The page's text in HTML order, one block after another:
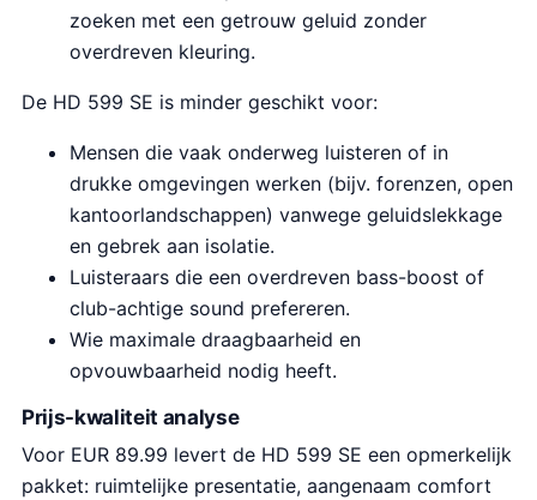
zoeken met een getrouw geluid zonder
overdreven kleuring.
De HD 599 SE is minder geschikt voor:
Mensen die vaak onderweg luisteren of in
drukke omgevingen werken (bijv. forenzen, open
kantoorlandschappen) vanwege geluidslekkage
en gebrek aan isolatie.
Luisteraars die een overdreven bass-boost of
club-achtige sound prefereren.
Wie maximale draagbaarheid en
opvouwbaarheid nodig heeft.
Prijs-kwaliteit analyse
Voor EUR 89.99 levert de HD 599 SE een opmerkelijk
pakket: ruimtelijke presentatie, aangenaam comfort